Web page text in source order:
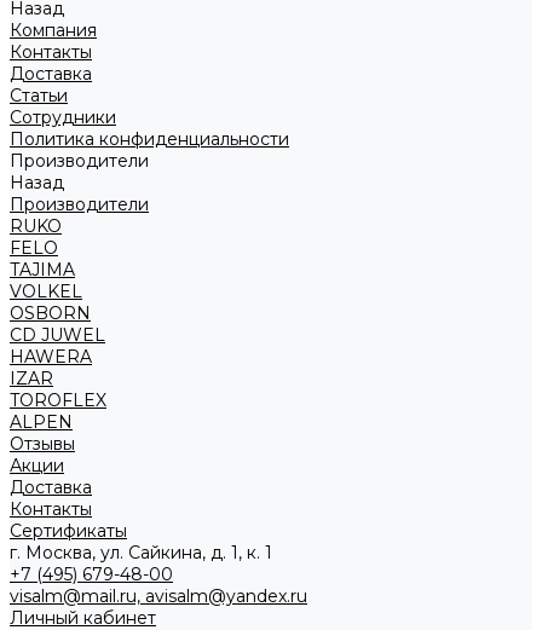
Назад
Компания
Контакты
Доставка
Статьи
Сотрудники
Политика конфиденциальности
Производители
Назад
Производители
RUKO
FELO
TAJIMA
VOLKEL
OSBORN
CD JUWEL
HAWERA
IZAR
TOROFLEX
ALPEN
Отзывы
Акции
Доставка
Контакты
Сертификаты
г. Москва, ул. Сайкина, д. 1, к. 1
+7 (495) 679-48-00
visalm@mail.ru, avisalm@yandex.ru
Личный кабинет